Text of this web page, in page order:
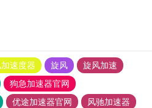
速度器 旋风
旋风加速
狗急加速器官网
优途加速器官网
风驰加速器